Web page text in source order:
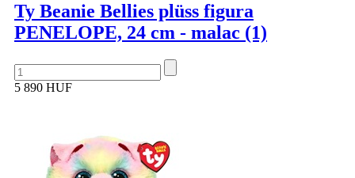
Ty Beanie Bellies plüss figura
PENELOPE, 24 cm - malac (1)
5 890 HUF